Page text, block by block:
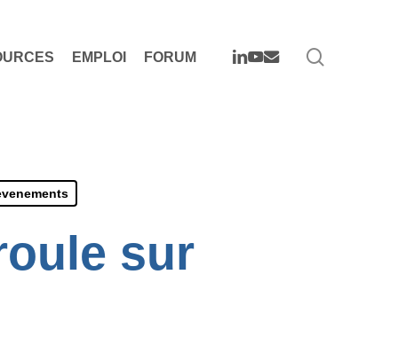
EMPLOI FORUM LINKEDIN
YOUTUBE
EMAIL
sur